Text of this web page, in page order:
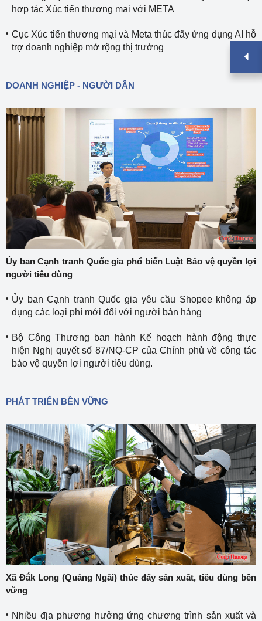
hợp tác Xúc tiến thương mại với META
Cục Xúc tiến thương mại và Meta thúc đẩy ứng dụng AI hỗ
trợ doanh nghiệp mở rộng thị trường
DOANH NGHIỆP - NGƯỜI DÂN
Ủy ban Cạnh tranh Quốc gia phổ biến Luật Bảo vệ quyền lợi
người tiêu dùng
Ủy ban Cạnh tranh Quốc gia yêu cầu Shopee không áp
dụng các loại phí mới đối với người bán hàng
Bộ Công Thương ban hành Kế hoạch hành động thực
hiện Nghị quyết số 87/NQ-CP của Chính phủ về công tác
bảo vệ quyền lợi người tiêu dùng.
PHÁT TRIỂN BỀN VỮNG
Xã Đắk Long (Quảng Ngãi) thúc đẩy sản xuất, tiêu dùng bền
vững
Nhiều địa phương hưởng ứng chương trình sản xuất và